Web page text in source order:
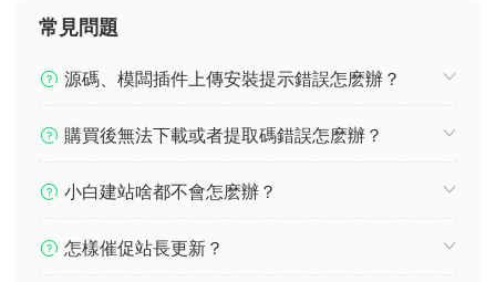
常見問題
源碼、模闆插件上傳安裝提示錯誤怎麽辦？
購買後無法下載或者提取碼錯誤怎麽辦？
小白建站啥都不會怎麽辦？
怎樣催促站長更新？